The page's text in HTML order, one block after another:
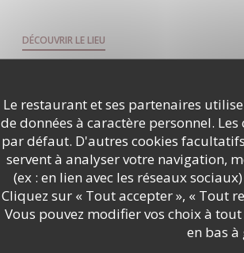
Le restaurant et ses partenaires
de données à caractère personnel.
par défaut. D'autres cookies
servent à analyser votre navigation,
(ex : en lien avec les réseaux
Cliquez sur « Tout accepter », « Tout
Vous pouvez modifier vos choix à
en bas à
DÉCOUVRIR LE LIEU